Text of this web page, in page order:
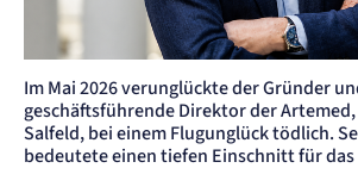
Im Mai 2026 verunglückte der Gründer
geschäftsführende Direktor der Artemed,
Salfeld, bei einem Flugunglück tödlich.
bedeutete einen tiefen Einschnitt für
etracker GmbH
Zweck:
Cookie Erkennung
Cookie Laufzeit:
2 Jahre
etracker Analytics